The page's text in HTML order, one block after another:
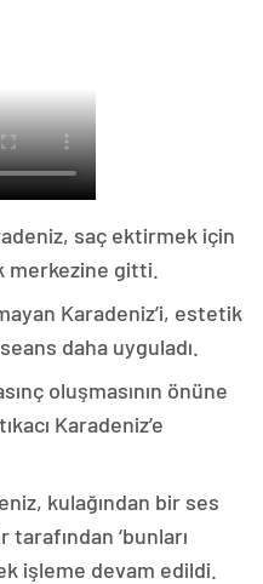
saç ektirmek için
gitti.
Karadeniz’i, estetik
daha uyguladı.
oluşmasının önüne
Karadeniz’e
kulağından bir ses
‘bunları
işleme devam edildi.